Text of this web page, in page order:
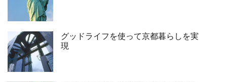
グッドライフを使って京都暮らしを実
現